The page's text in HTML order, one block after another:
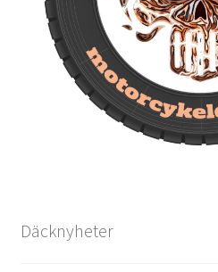
Däcknyheter